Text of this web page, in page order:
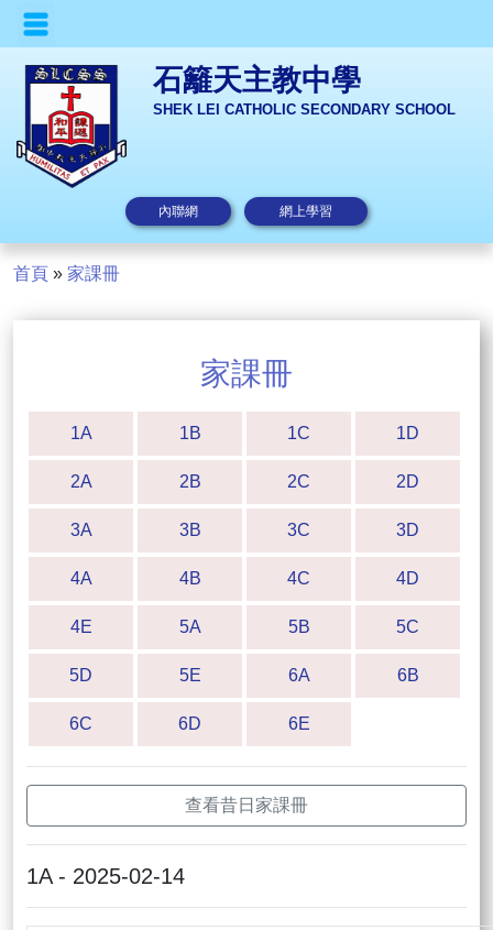
石籬天主教中學
SHEK LEI CATHOLIC SECONDARY SCHOOL
內聯網 網上學習
首頁 » 家課冊
家課冊
1A 1B 1C 1D
2A 2B 2C 2D
3A 3B 3C 3D
4A 4B 4C 4D
4E 5A 5B 5C
5D 5E 6A 6B
6C 6D 6E
查看昔日家課冊
1A - 2025-02-14